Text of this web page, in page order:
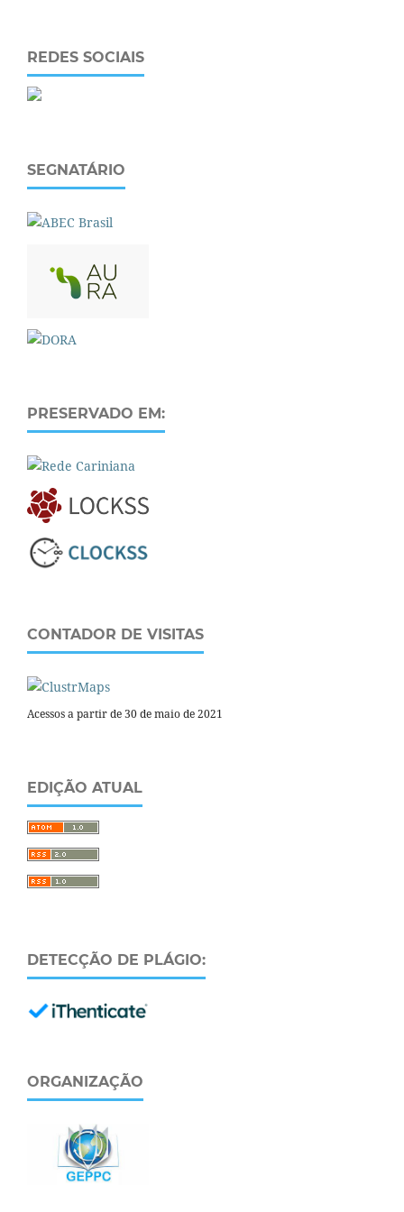
REDES SOCIAIS
SEGNATÁRIO
PRESERVADO EM:
CONTADOR DE VISITAS
Acessos a partir de 30 de maio de 2021
EDIÇÃO ATUAL
DETECÇÃO DE PLÁGIO:
ORGANIZAÇÃO